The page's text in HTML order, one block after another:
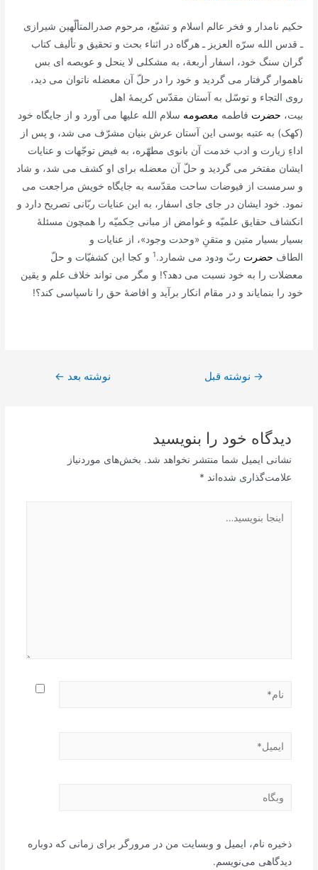
حکیم نامدار و فخر عالم اسلام و تشیّع، مرحوم صدرالمتألّهین شیرازی
ـ قدس الله سرّه العزیز ـ هرگاه در اثناء بحث و تحقیق و تألیف کتاب
گران سنگ خود، اسفار أربعة، به مشکلی لا ینحل و عویصه ای بس
ناهموار گرفتار می گردید و خود را در حلّ آن معضله ناتوان می دید،
روی التجاء و توسّل به آستان مقدّس کریمۀ اهل
بیت، حضرت فاطمه معصومه سلام الله علیها می آورد و از جایگاه خود
(کهک) به عتبه بوسی این آستان عرش بنیان مشرّف می شد، و پس از
اداءِ زیارت و ادب خدمت آن بانوی مطهّره، به فیض توجّهات و عنایات
ایشان مفتخر می گردید و حلّ آن معضله برای او کشف می شد، و شاد
و سرمست از فیوضات ساحت مقدّسه به جایگاه خویش مراجعت می
نمود. خود ایشان در جای جای اسفار ، به این عنایات ربّانی تصریح دارد و
انکشاف حقایق علمیّه و غوامض از مبانی حِکمیّه را همچون مسئلۀ
بسیار بسیار متین و متقنِ «وحدت وجود»، از عنایات و
الطاف حضرت ربّ ودود می شمارد.1 و کجا این کشفیّات و حلّ
معضلات را به خود نسبت می دهد؟! و مگر می تواند خلاف علم و یقین
خود را بنمایاند و در مقام انکار برآید و افاضۀ حق را ناسپاسی کند؟!
راهبری→ نوشته قبل نوشته بعد ←
دیدگاه‌ خود را بنویسید
نشانی ایمیل شما منتشر نخواهد شد. بخش‌های موردنیاز
علامت‌گذاری شده‌اند *
بنویسید…
نام*
ایمیل*
وبگاه
ذخیره نام، ایمیل و وبسایت من در مرورگر برای زمانی که دوباره
دیدگاهی می‌نویسم.